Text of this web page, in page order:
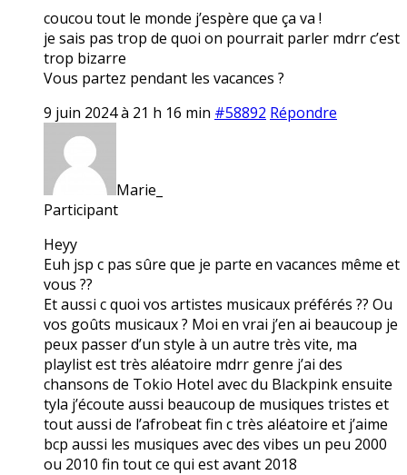
coucou tout le monde j’espère que ça va !
je sais pas trop de quoi on pourrait parler mdrr c’est
trop bizarre
Vous partez pendant les vacances ?
9 juin 2024 à 21 h 16 min #58892 Répondre
Marie_
Participant
Heyy
Euh jsp c pas sûre que je parte en vacances même et
vous ??
Et aussi c quoi vos artistes musicaux préférés ?? Ou
vos goûts musicaux ? Moi en vrai j’en ai beaucoup je
peux passer d’un style à un autre très vite, ma
playlist est très aléatoire mdrr genre j’ai des
chansons de Tokio Hotel avec du Blackpink ensuite
tyla j’écoute aussi beaucoup de musiques tristes et
tout aussi de l’afrobeat fin c très aléatoire et j’aime
bcp aussi les musiques avec des vibes un peu 2000
ou 2010 fin tout ce qui est avant 2018